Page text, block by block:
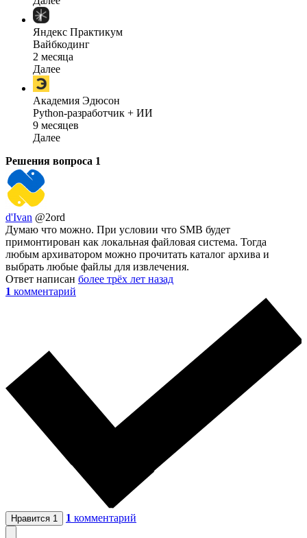
Яндекс Практикум
Вайбкодинг
2 месяца
Далее
Академия Эдюсон
Python-разработчик + ИИ
9 месяцев
Далее
Решения вопроса 1
d'Ivan @2ord
Думаю что можно. При условии что SMB будет
примонтирован как локальная файловая система. Тогда
любым архиватором можно прочитать каталог архива и
выбрать любые файлы для извлечения.
Ответ написан более трёх лет назад
1 комментарий
Нравится 1 1 комментарий